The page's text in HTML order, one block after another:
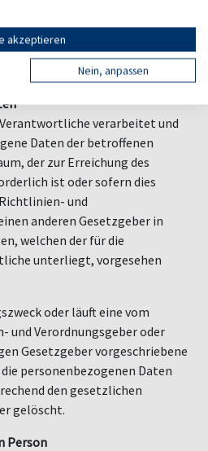
Person angegebenen
gespeichert.
und Sperrung von
verarbeitet und
Daten der betroffenen
der zur Erreichung des
ist oder sofern dies
und
anderen Gesetzgeber in
welchen der für die
unterliegt, vorgesehen
oder läuft eine vom
und Verordnungsgeber oder
Gesetzgeber vorgeschriebene
personenbezogenen Daten
den gesetzlichen
gelöscht.
Person
akzeptieren
Nein, anpassen